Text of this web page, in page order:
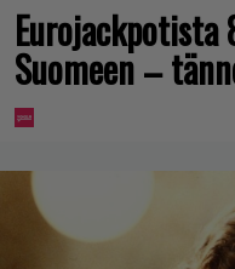
Suomeen –